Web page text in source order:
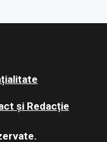
și Redacție